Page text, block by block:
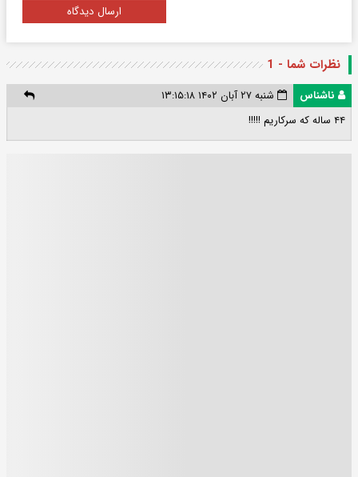
ارسال دیدگاه
نظرات شما - 1
ناشناس
شنبه ۲۷ آبان ۱۴۰۲ ۱۳:۱۵:۱۸
۴۴ ساله که سرکاریم !!!!!